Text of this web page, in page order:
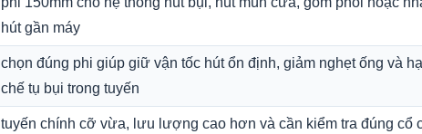
hút gần máy
chọn đúng phi giúp giữ vận tốc hút ổn định, giảm nghẹt ống và
chế tụ bụi trong tuyến
tuyến chính cỡ vừa, lưu lượng cao hơn và cần kiểm tra đúng cổ